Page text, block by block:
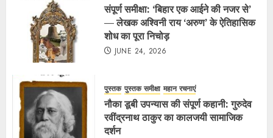
संपूर्ण समीक्षा: ‘बिहार एक आईने की नजर से’
— लेखक अश्विनी राय ‘अरुण’ के ऐतिहासिक
शोध का पूरा निचोड़
JUNE 24, 2026
पुस्तक पुस्तक समीक्षा महान रचनाएं
नौका डूबी उपन्यास की संपूर्ण कहानी: गुरुदेव
रवींद्रनाथ ठाकुर का कालजयी सामाजिक
दर्शन